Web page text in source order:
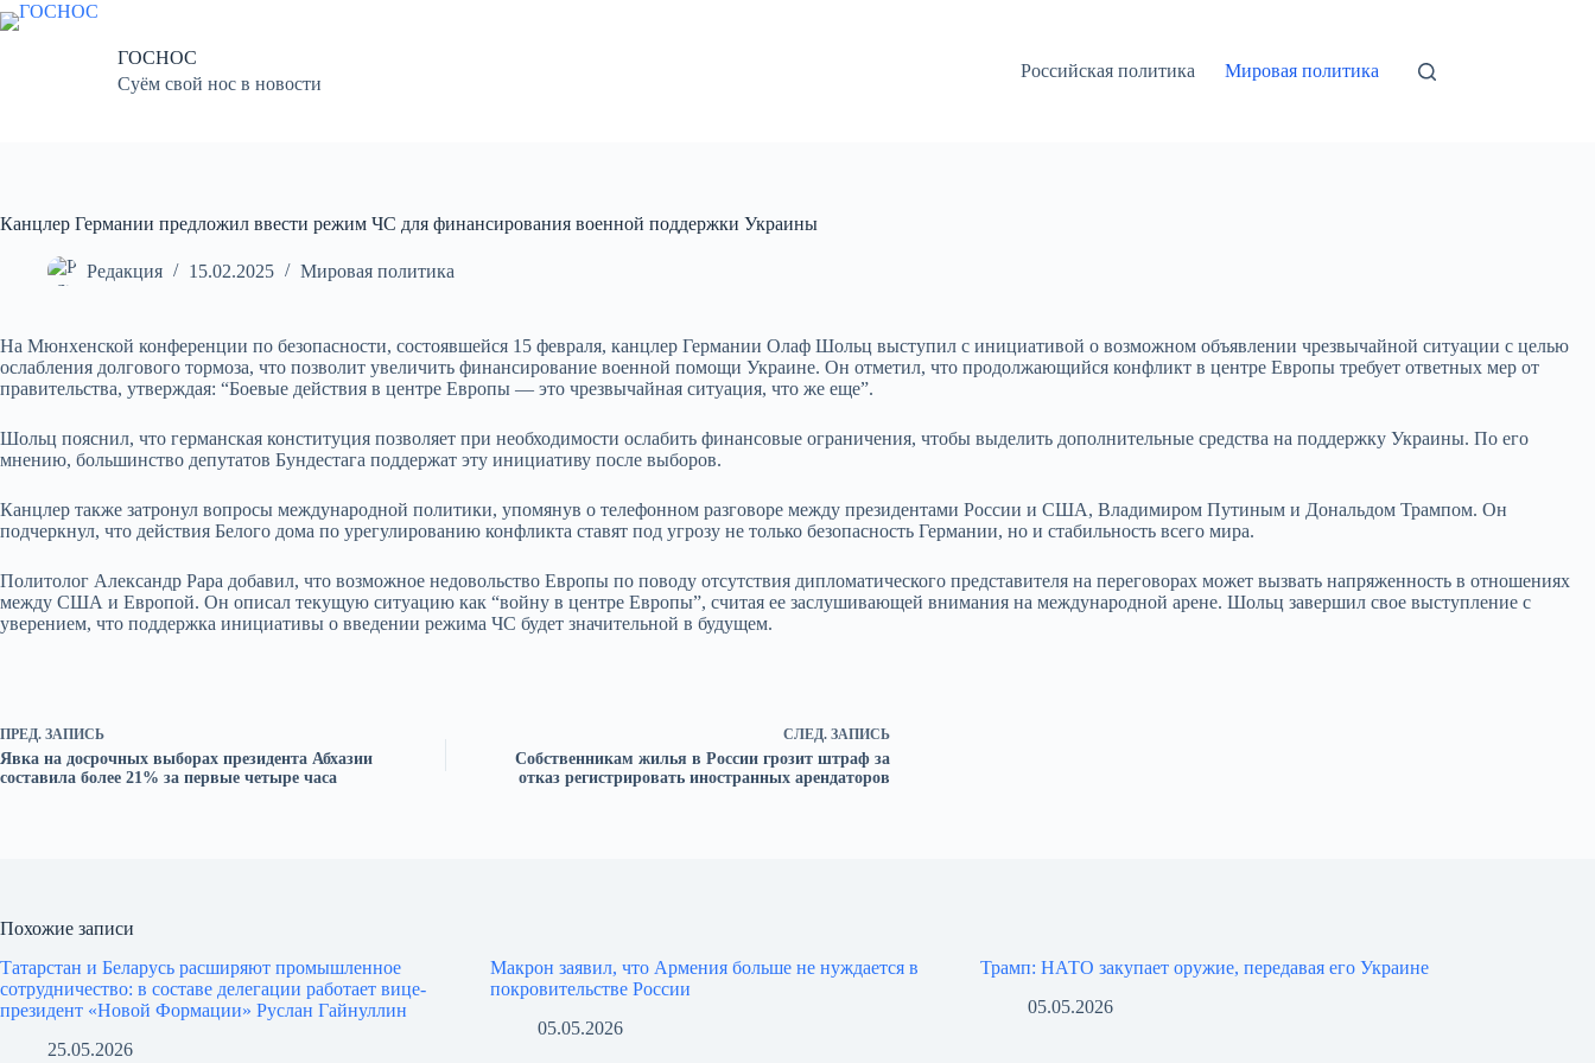
Перейти
к
ГОСНОС
Суём свой нос в новости
Российская политика Мировая политика
Канцлер Германии предложил ввести режим ЧС для финансирования военной поддержки Украины
Редакция 15.02.2025 Мировая политика
На Мюнхенской конференции по безопасности, состоявшейся 15 февраля, канцлер Германии Олаф Шольц выступил с инициативой о возможном объявлении чрезвычайной ситуации с целью
ослабления долгового тормоза, что позволит увеличить финансирование военной помощи Украине. Он отметил, что продолжающийся конфликт в центре Европы требует ответных мер от
правительства, утверждая: “Боевые действия в центре Европы — это чрезвычайная ситуация, что же еще”.
Шольц пояснил, что германская конституция позволяет при необходимости ослабить финансовые ограничения, чтобы выделить дополнительные средства на поддержку Украины. По его
мнению, большинство депутатов Бундестага поддержат эту инициативу после выборов.
Канцлер также затронул вопросы международной политики, упомянув о телефонном разговоре между президентами России и США, Владимиром Путиным и Дональдом Трампом. Он
подчеркнул, что действия Белого дома по урегулированию конфликта ставят под угрозу не только безопасность Германии, но и стабильность всего мира.
Политолог Александр Рара добавил, что возможное недовольство Европы по поводу отсутствия дипломатического представителя на переговорах может вызвать напряженность в отношениях
между США и Европой. Он описал текущую ситуацию как “войну в центре Европы”, считая ее заслушивающей внимания на международной арене. Шольц завершил свое выступление с
уверением, что поддержка инициативы о введении режима ЧС будет значительной в будущем.
ПРЕД. ЗАПИСЬ
Явка на досрочных выборах президента Абхазии
составила более 21% за первые четыре часа
СЛЕД. ЗАПИСЬ
Собственникам жилья в России грозит штраф за
отказ регистрировать иностранных арендаторов
Похожие записи
Татарстан и Беларусь расширяют промышленное
сотрудничество: в составе делегации работает вице-
президент «Новой Формации» Руслан Гайнуллин
25.05.2026
Макрон заявил, что Армения больше не нуждается в
покровительстве России
05.05.2026
Трамп: НАТО закупает оружие, передавая его Украине
05.05.2026